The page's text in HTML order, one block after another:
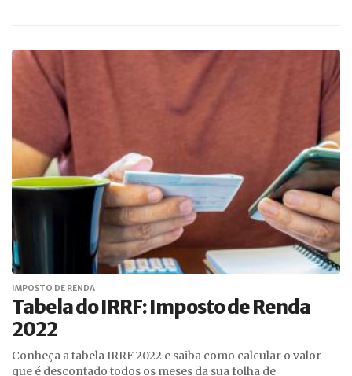
IMPOSTO DE RENDA
Tabela do IRRF: Imposto de Renda
2022
Conheça a tabela IRRF 2022 e saiba como calcular o valor
que é descontado todos os meses da sua folha de